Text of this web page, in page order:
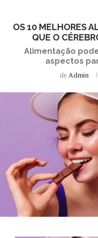
OS 10 MELHORES
QUE O
Alimentação
aspectos
de Admin